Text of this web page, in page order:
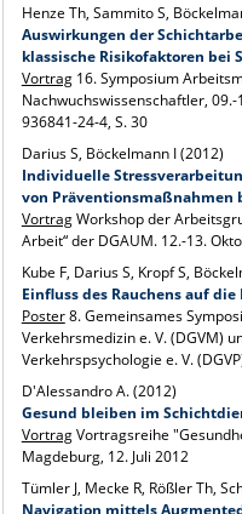
Henze Th, Sammito S,
Auswirkungen der
klassische Risikofaktoren bei
Vortrag16. Symposium
Nachwuchswissenschaftler,
936841-24-4, S. 30
Darius S, Böckelmann I (2012)
Individuelle
von Präventionsmaßnahmen
VortragWorkshop der
Arbeit“ der DGAUM. 12.-13.
Kube F, Darius S, Kropf S,
Einfluss des Rauchens auf
Poster8. Gemeinsames
Verkehrsmedizin e. V. (DGVM)
Verkehrspsychologie e. V.
D'Alessandro A. (2012)
Gesund bleiben im
VortragVortragsreihe
Magdeburg, 12. Juli 2012
Tümler J, Mecke R, Rößler Th,
Navigation mittels